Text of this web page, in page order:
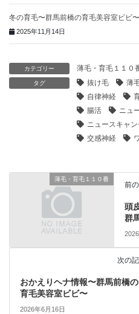
冬の育毛〜群馬前橋の育毛美容室ビビ〜
2025年11月14日
カテゴリー 薄毛・育毛１１０
タグ 抜け毛 薄
自律神経
腸活
ニュ
ニュースキャ
交感神経
薄毛・育毛１１０番
前
頭
群
次の
おかえりヘナ情報〜群馬前橋の
育毛美容室ビビ〜
2026年6月16日